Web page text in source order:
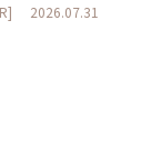
2026.07.31